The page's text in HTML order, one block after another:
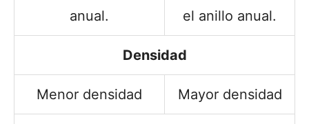
anual. el anillo anual.
Densidad
Menor densidad Mayor densidad